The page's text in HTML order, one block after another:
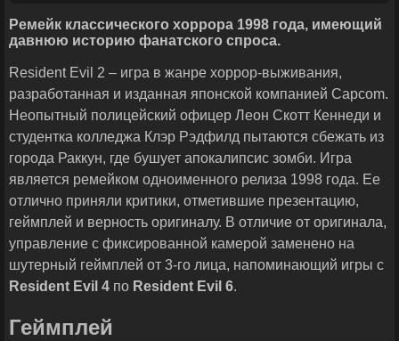
Ремейк классического хоррора 1998 года, имеющий
давнюю историю фанатского спроса.
Resident Evil 2 – игра в жанре хоррор-выживания,
разработанная и изданная японской компанией Capcom.
Неопытный полицейский офицер Леон Скотт Кеннеди и
студентка колледжа Клэр Рэдфилд пытаются сбежать из
города Раккун, где бушует апокалипсис зомби. Игра
является ремейком одноименного релиза 1998 года. Ее
отлично приняли критики, отметившие презентацию,
геймплей и верность оригиналу. В отличие от оригинала,
управление с фиксированной камерой заменено на
шутерный геймплей от 3-го лица, напоминающий игры с
Resident Evil 4 по Resident Evil 6.
Геймплей